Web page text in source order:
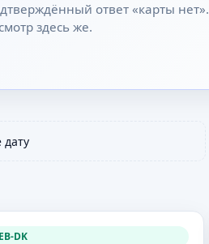
ответ «карты нет».
здесь же.
дату
DK